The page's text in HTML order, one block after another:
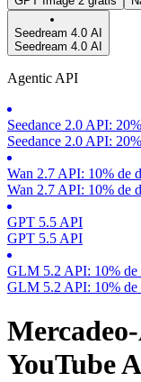
Seedream 4.0 AI
Seedream 4.0 AI
Agentic API
Seedance 2.0 API:
Seedance 2.0 API:
Wan 2.7 API: 10% de
Wan 2.7 API: 10% de
GPT 5.5 API
GPT 5.5 API
GLM 5.2 API: 10% de
GLM 5.2 API: 10% de
YouTube